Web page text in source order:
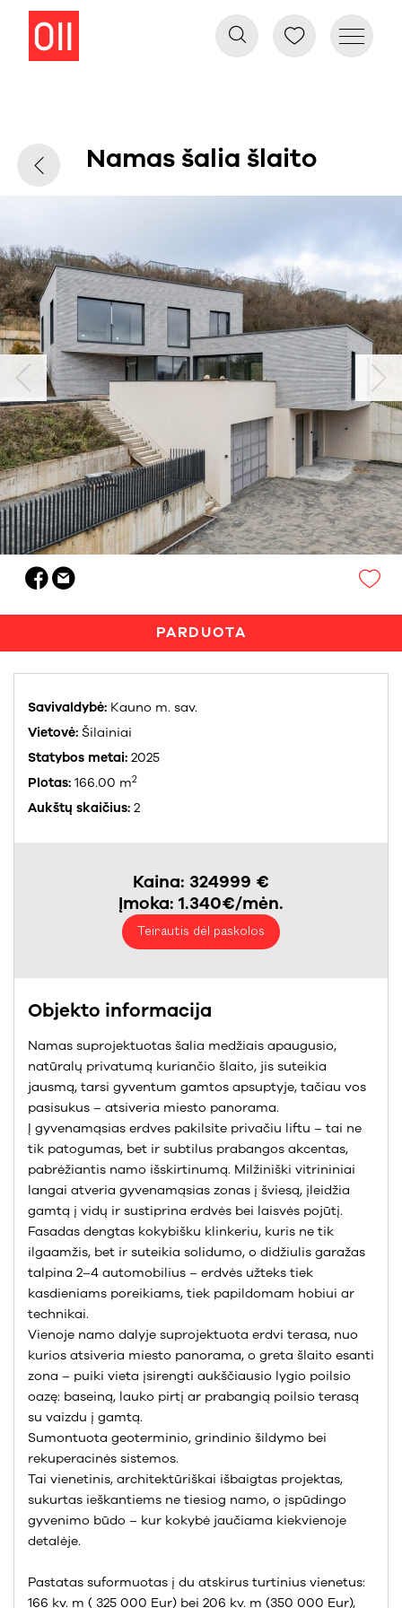
Namas šalia šlaito
PARDUOTA
Savivaldybė: Kauno m. sav.
Vietovė: Šilainiai
Statybos metai: 2025
Plotas: 166.00 m2
Aukštų skaičius: 2
Kaina: 324999 €
Įmoka: 1.340€/mėn.
Teirautis dėl paskolos
Objekto informacija
Namas suprojektuotas šalia medžiais apaugusio,
natūralų privatumą kuriančio šlaito, jis suteikia
jausmą, tarsi gyventum gamtos apsuptyje, tačiau vos
pasisukus – atsiveria miesto panorama.
Į gyvenamąsias erdves pakilsite privačiu liftu – tai ne
tik patogumas, bet ir subtilus prabangos akcentas,
pabrėžiantis namo išskirtinumą. Milžiniški vitrininiai
langai atveria gyvenamąsias zonas į šviesą, įleidžia
gamtą į vidų ir sustiprina erdvės bei laisvės pojūtį.
Fasadas dengtas kokybišku klinkeriu, kuris ne tik
ilgaamžis, bet ir suteikia solidumo, o didžiulis garažas
talpina 2–4 automobilius – erdvės užteks tiek
kasdieniams poreikiams, tiek papildomam hobiui ar
technikai.
Vienoje namo dalyje suprojektuota erdvi terasa, nuo
kurios atsiveria miesto panorama, o greta šlaito esanti
zona – puiki vieta įsirengti aukščiausio lygio poilsio
oazę: baseiną, lauko pirtį ar prabangią poilsio terasą
su vaizdu į gamtą.
Sumontuota geoterminio, grindinio šildymo bei
rekuperacinės sistemos.
Tai vienetinis, architektūriškai išbaigtas projektas,
sukurtas ieškantiems ne tiesiog namo, o įspūdingo
gyvenimo būdo – kur kokybė jaučiama kiekvienoje
detalėje.
Pastatas suformuotas į du atskirus turtinius vienetus:
166 kv. m ( 325 000 Eur) bei 206 kv. m (350 000 Eur),